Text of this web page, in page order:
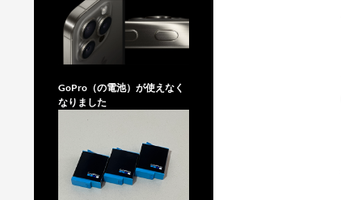
GoPro（の電池）が使えなく
なりました